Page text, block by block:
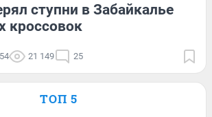
ступни в Забайкалье
кроссовок
21 149 25
ТОП 5